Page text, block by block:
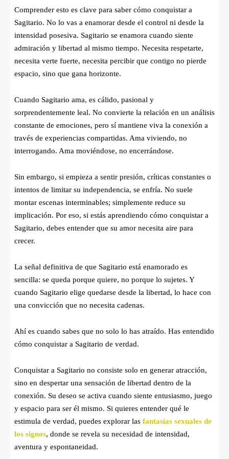
Comprender esto es clave para saber cómo conquistar a
Sagitario. No lo vas a enamorar desde el control ni desde la
intensidad posesiva. Sagitario se enamora cuando siente
admiración y libertad al mismo tiempo. Necesita respetarte,
necesita verte fuerte, necesita percibir que contigo no pierde
espacio, sino que gana horizonte.
Cuando Sagitario ama, es cálido, pasional y
sorprendentemente leal. No convierte la relación en un análisis
constante de emociones, pero sí mantiene viva la conexión a
través de experiencias compartidas. Ama viviendo, no
interrogando. Ama moviéndose, no encerrándose.
Sin embargo, si empieza a sentir presión, críticas constantes o
intentos de limitar su independencia, se enfría. No suele
montar escenas interminables; simplemente reduce su
implicación. Por eso, si estás aprendiendo cómo conquistar a
Sagitario, debes entender que su amor necesita aire para
crecer.
La señal definitiva de que Sagitario está enamorado es
sencilla: se queda porque quiere, no porque lo sujetes. Y
cuando Sagitario elige quedarse desde la libertad, lo hace con
una convicción que no necesita cadenas.
Ahí es cuando sabes que no solo lo has atraído. Has entendido
cómo conquistar a Sagitario de verdad.
Conquistar a Sagitario no consiste solo en generar atracción,
sino en despertar una sensación de libertad dentro de la
conexión. Su deseo se activa cuando siente entusiasmo, juego
y espacio para ser él mismo. Si quieres entender qué le
estimula de verdad, puedes explorar las fantasías sexuales de
los signos, donde se revela su necesidad de intensidad,
aventura y espontaneidad.